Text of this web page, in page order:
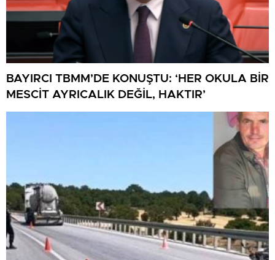
BAYIRCI TBMM’DE KONUŞTU: ‘HER OKULA BİR
MESCİT AYRICALIK DEĞİL, HAKTIR’